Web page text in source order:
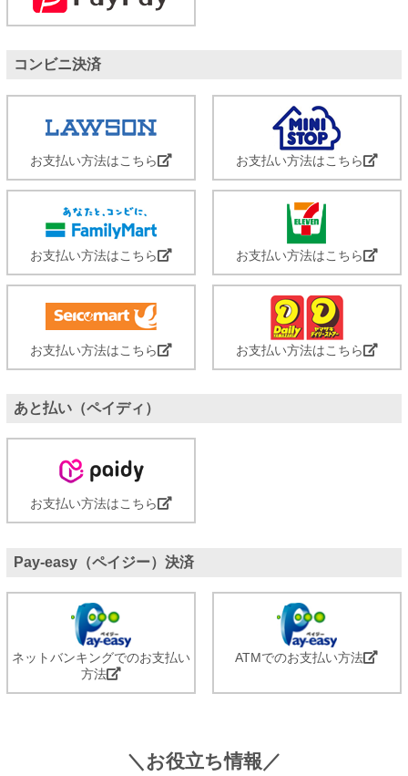
コンビニ決済
お支払い方法はこちら お支払い方法はこちら
お支払い方法はこちら お支払い方法はこちら
お支払い方法はこちら お支払い方法はこちら
あと払い（ペイディ）
お支払い方法はこちら
Pay-easy（ペイジー）決済
ネットバンキングでのお支払い
方法
ATMでのお支払い方法
＼お役立ち情報／